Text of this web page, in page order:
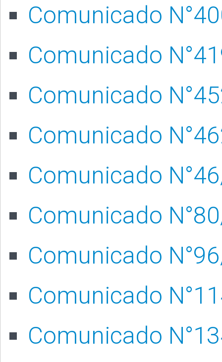
Comunicado
Comunicado
Comunicado
Comunicado
Comunicado
Comunicado
Comunicado
Comunicado
Comunicado